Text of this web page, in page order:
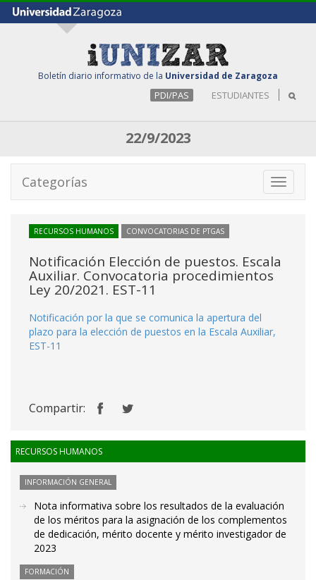
Boletín diario informativo de la Universidad de Zaragoza
PDI/PAS ESTUDIANTES
22/9/2023
Toggle
Categorías
RECURSOS HUMANOS CONVOCATORIAS DE PTGAS
Notificación Elección de puestos. Escala
Auxiliar. Convocatoria procedimientos
Ley 20/2021. EST-11
Notificación por la que se comunica la apertura del
plazo para la elección de puestos en la Escala Auxiliar,
EST-11
Compartir:
RECURSOS HUMANOS
INFORMACIÓN GENERAL
Nota informativa sobre los resultados de la evaluación
de los méritos para la asignación de los complementos
de dedicación, mérito docente y mérito investigador de
2023
FORMACIÓN